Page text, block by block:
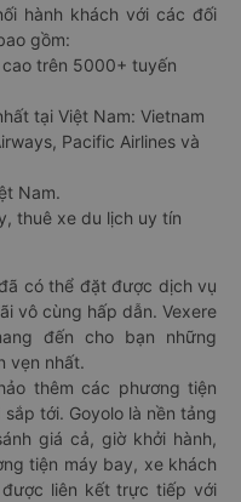
hành khách với các đối
gồm:
trên 5000+ tuyến
tại Việt Nam: Vietnam
Pacific Airlines và
Nam.
thuê xe du lịch uy tín
có thể đặt được dịch vụ
vô cùng hấp dẫn. Vexere
đến cho bạn những
vẹn nhất.
thêm các phương tiện
tới. Goyolo là nền tảng
giá cả, giờ khởi hành,
tiện máy bay, xe khách
liên kết trực tiếp với